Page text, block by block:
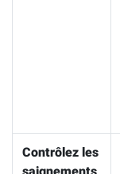
Contrôlez les